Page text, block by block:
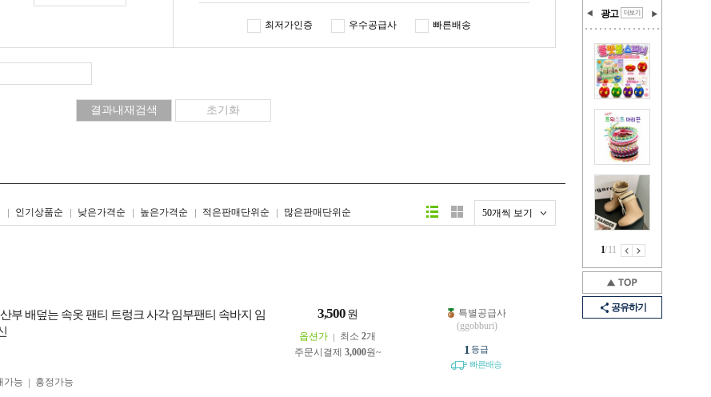
광고
1/11
공유하기
최저가인증 우수공급사 빠른배송
인기상품순 낮은가격순 높은가격순 적은판매단위순 많은판매단위순 50개씩 보기
리스트형갤러리형
부 배덮는 속옷 팬티 트렁크 사각 임부팬티 속바지 임
3,500 원
옵션가 최소 2개
주문시결제 3,000원~
가능 흥정가능
특별공급사
(ggobburi)
1 등급
빠른배송